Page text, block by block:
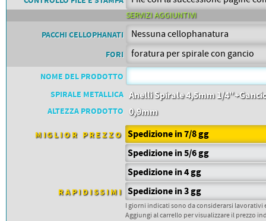
PETTORALI
SERVIZI AGGIUNTIVI
PACCHI CELLOPHANATI
FORI
NOME DEL PRODOTTO
SPIRALE METALLICA Anelli Spirale 4,5mm 1/
ALTEZZA PRODOTTO 0,9mm
MIGLIOR PREZZO Spedizione in 7/8 gg
Spedizione in 5/6 gg
Spedizione in 4 gg
RAPIDISSIMI Spedizione in 3 gg
I giorni indicati sono da considerarsi
Aggiungi al carrello per visualizzare il prezzo